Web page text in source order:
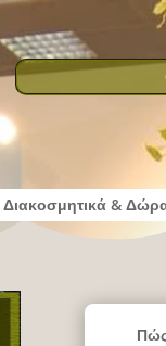
Διακοσμητικά &